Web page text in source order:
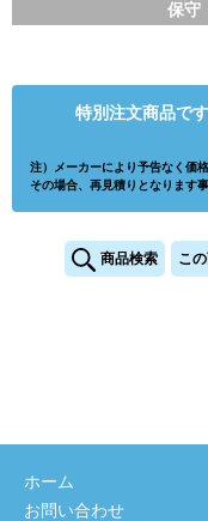
保守
特別注文商品で
注）メーカーにより予告なく価
その場合、再見積りとなります
商品検索 こ
ホーム
お問い合わせ